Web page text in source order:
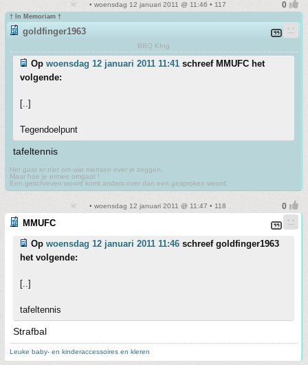
• woensdag 12 januari 2011 @ 11:46 • 117
† In Memoriam †
goldfinger1963
BBQ KIng
Op woensdag 12 januari 2011 11:41 schreef MMUFC het
volgende:
[..]
Tegendoelpunt
tafeltennis
Het gaat er niet om wat mensen over je zeggen,
Maar hoe je ermee omgaat !
Een geschreven woord komt anders over dan een gesproken woord.
• woensdag 12 januari 2011 @ 11:47 • 118
MMUFC
Op woensdag 12 januari 2011 11:46 schreef goldfinger1963
het volgende:
[..]
tafeltennis
Strafbal
Leuke baby- en kinderaccessoires en kleren